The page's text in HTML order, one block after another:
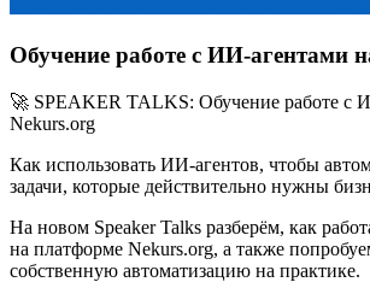
Обучение работе с ИИ-агентами
🚀 SPEAKER TALKS: Обучение работе с
Nekurs.org
Как использовать ИИ-агентов, чтобы
задачи, которые действительно нужны
На новом Speaker Talks разберём, как
на платформе Nekurs.org, а также
собственную автоматизацию на практике.